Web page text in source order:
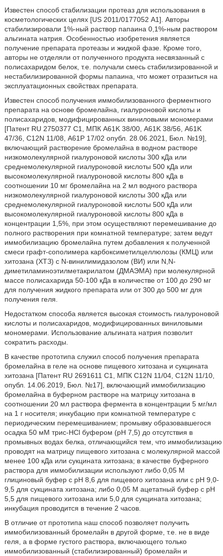
Известен способ стабилизации протеаз для использования в
косметологических целях [US 2011/0177052 А1]. Авторы
стабилизировали 1%-ный раствор папаина 0,1%-ным раствором
альгината натрия. Особенностью изобретения является
получение препарата протеазы и жидкой фазе. Кроме того,
авторы не отделяли от полученного продукта несвязанный с
полисахаридом белок, т.е. получали смесь стабилизированной и
нестабилизированной формы папаина, что может отразиться на
эксплуатационных свойствах препарата.
Известен способ получения иммобилизованного ферментного
препарата на основе бромелайна, гиалуроновой кислоты и
полисахаридов, модифицированных виниловыми мономерами
[Патент RU 2750377 С1, МПК А61K 38/00, А61K 38/56, А61K
47/36, C12N 11/08, А61Р 17/02 опубл. 28.06.2021, Бюл. №19],
включающий растворение бромелайна в водном растворе
низкомолекулярной гиалуроновой кислоты 300 кДа или
среднемолекулярной гиалуроновой кислоты 500 кДа или
высокомолекулярной гиалуроновой кислоты 800 кДа в
соотношении 10 мг бромелайна на 2 мл водного раствора
низкомолекулярной гиалуроновой кислоты 300 кДа или
среднемолекулярной гиалуроновой кислоты 500 кДа или
высокомолекулярной гиалуроновой кислоты 800 кДа в
концентрации 1,5%, при этом осуществляют перемешивание до
полного растворения при комнатной температуре; затем ведут
иммобилизацию бромелайна путем добавления к полученной
смеси графт-сополимера карбоксиметилцеллюлозы (КМЦ) или
хитозана (ХТЗ) с N-винилимидазолом (ВИ) или N,N-
диметиламиноэтилметакрилатом (ДМАЭМА) при молекулярной
массе полисахарида 50-100 кДа в количестве от 100 до 290 мг
для получения жидкого препарата или от 300 до 500 мг для
получения геля.
Недостатком способа является высокая стоимость гиалуроновой
кислоты и полисахаридов, модифицированных виниловыми
мономерами. Использование альгината натрия позволит
сократить расходы.
В качестве прототипа служил способ получения препарата
бромелайна в геле на основе пищевого хитозана и сукцината
хитозана [Патент RU 2691611 С1, МПК C12N 11/04, C12N 11/10,
опубл. 14.06.2019, Бюл. №17], включающий иммобилизацию
бромелайна в буферном растворе на матрицу хитозана в
соотношении 20 мл раствора фермента в концентрации 5 мг/мл
на 1 г носителя; инкубацию при комнатной температуре с
периодическим перемешиванием; промывку образовавшегося
осадка 50 мМ трис-HCl буфером (рН 7,5) до отсутствия в
промывных водах белка, отличающийся тем, что иммобилизацию
проводят на матрицу пищевого хитозана с молекулярной массой
менее 100 кДа или сукцината хитозана; в качестве буферного
раствора для иммобилизации используют либо 0,05 М
глициновый буфер с рН 8,6 для пищевого хитозана или с рН 9,0-
9,5 для сукцината хитозана; либо 0,05 М ацетатный буфер с рН
5,5 для пищевого хитозана или 5,0 для сукцината хитозана;
инкубация проводится в течение 2 часов.
В отличие от прототипа наш способ позволяет получить
иммобилизованный бромелайн в другой форме, т.е. не в виде
геля, а в форме густого раствора, включающего только
иммобилизованный (стабилизированный) бромелайн и